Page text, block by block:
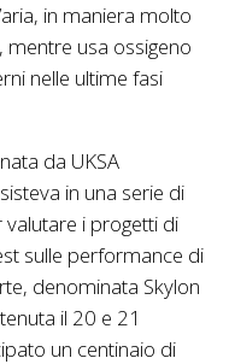
in maniera molto
mentre usa ossigeno
nelle ultime fasi
da UKSA
in una serie di
valutare i progetti di
sulle performance di
denominata Skylon
il 20 e 21
un centinaio di